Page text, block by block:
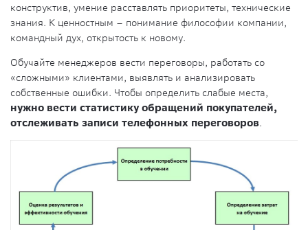
конструктив, умение расставлять приоритеты, технические
знания. К ценностным – понимание философии компании,
командный дух, открытость к новому.
Обучайте менеджеров вести переговоры, работать со
«сложными» клиентами, выявлять и анализировать
собственные ошибки. Чтобы определить слабые места,
нужно вести статистику обращений покупателей,
отслеживать записи телефонных переговоров.